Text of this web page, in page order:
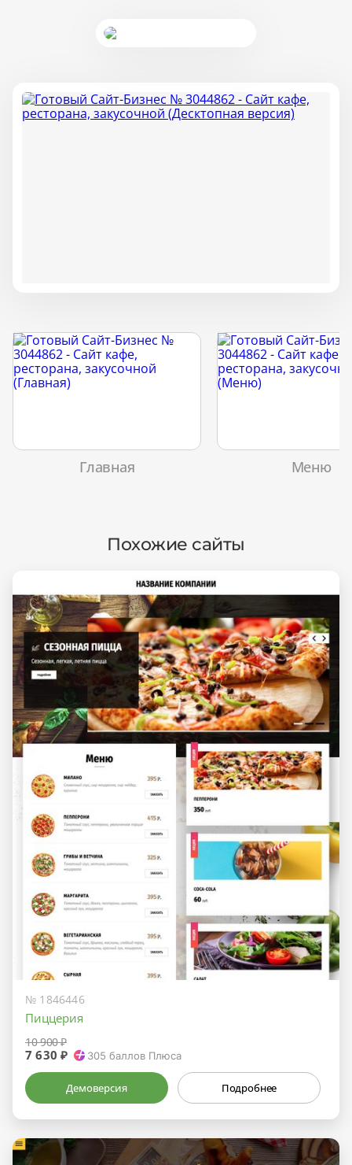
Главная Меню
Похожие сайты
№ 1846446
Пиццерия
10 900 ₽
7 630 ₽ 305 баллов Плюса
Демоверсия Подробнее